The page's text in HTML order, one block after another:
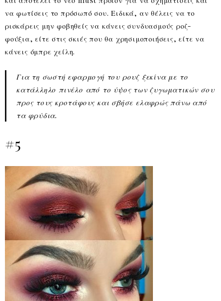
να φωτίσεις το πρόσωπό σου. Ειδικά, αν θέλεις να το
ρισκάρεις μην φοβηθείς να κάνεις συνδυασμούς ροζ-
φούξια, είτε στις σκιές που θα χρησιμοποιήσεις, είτε να
κάνεις όμπρε χείλη.
Για τη σωστή εφαρμογή του ρουζ ξεκίνα με το
κατάλληλο πινέλο από το ύψος των ζυγωματικών σου
προς τους κροτάφους και σβήσε ελαφρώς πάνω από
τα φρύδια.
#5